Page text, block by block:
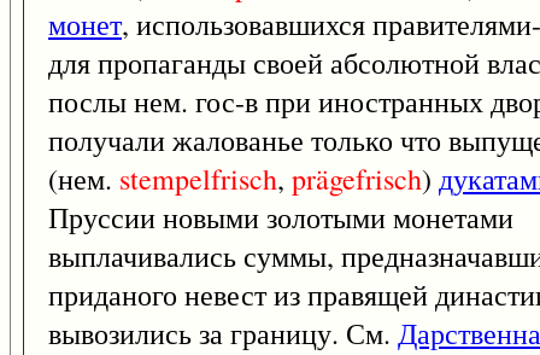
монет, использовавшихся
для пропаганды своей абсолютной
послы нем. гос-в при иностранных
получали жалованье только что
(нем. stempelfrisch, prägefrisch)
Пруссии новыми золотыми монетами
выплачивались суммы,
приданого невест из правящей
вывозились за границу. См.